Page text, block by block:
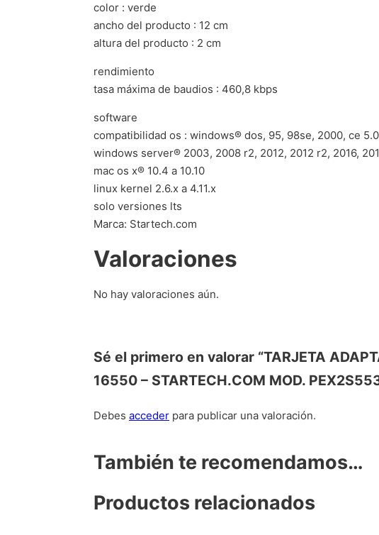
color : verde
ancho del producto : 12 cm
altura del producto : 2 cm
rendimiento
tasa máxima de baudios : 460,8 kbps
software
compatibilidad os : windows® dos, 95, 98se, 2000, ce
windows server® 2003, 2008 r2, 2012, 2012 r2, 2016,
mac os x® 10.4 a 10.10
linux kernel 2.6.x a 4.11.x
solo versiones lts
Marca: Startech.com
Valoraciones
No hay valoraciones aún.
Sé el primero en valorar “TARJETA
16550 – STARTECH.COM MOD.
Debes acceder para publicar una valoración.
También te recomendamos…
Productos relacionados